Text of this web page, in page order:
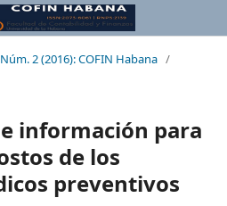
2 (2016): COFIN Habana /
información para
de los
preventivos